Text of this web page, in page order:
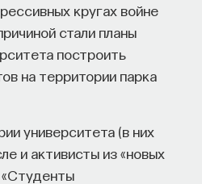
кругах войне
стали планы
построить
на территории парка
университета (в них
и активисты из «новых
«Студенты